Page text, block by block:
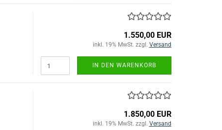
1.550,00 EUR
inkl. 19% MwSt. zzgl. Versand
IN DEN WARENKORB
1.850,00 EUR
inkl. 19% MwSt. zzgl. Versand